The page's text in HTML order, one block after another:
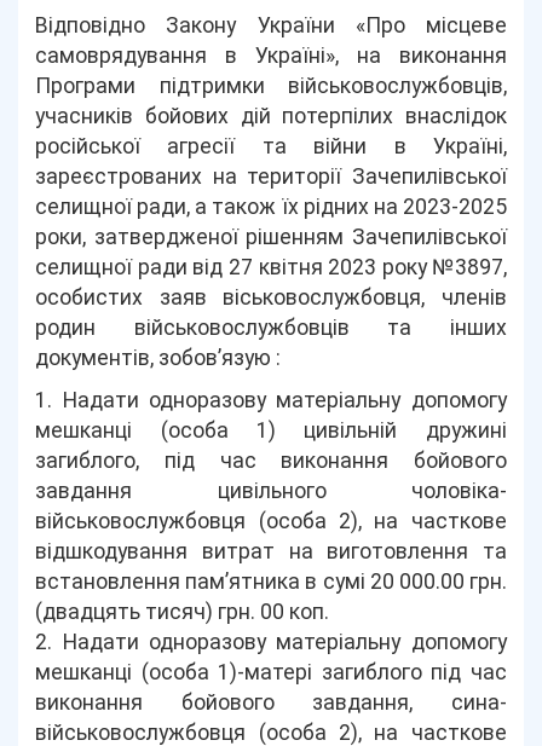
Відповідно Закону України «Про місцеве
самоврядування в Україні», на виконання
Програми підтримки військовослужбовців,
учасників бойових дій потерпілих внаслідок
російської агресії та війни в Україні,
зареєстрованих на території Зачепилівської
селищної ради, а також їх рідних на 2023-2025
роки, затвердженої рішенням Зачепилівської
селищної ради від 27 квітня 2023 року №3897,
особистих заяв віськовослужбовця, членів
родин військовослужбовців та інших
документів, зобов’язую :
1. Надати одноразову матеріальну допомогу
мешканці (особа 1) цивільній дружині
загиблого, під час виконання бойового
завдання цивільного чоловіка-
військовослужбовця (особа 2), на часткове
відшкодування витрат на виготовлення та
встановлення пам’ятника в сумі 20 000.00 грн.
(двадцять тисяч) грн. 00 коп.
2. Надати одноразову матеріальну допомогу
мешканці (особа 1)-матері загиблого під час
виконання бойового завдання, сина-
військовослужбовця (особа 2), на часткове